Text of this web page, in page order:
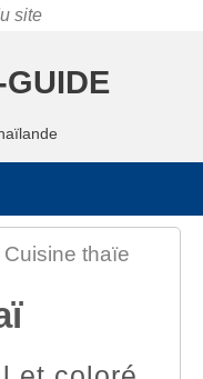
Cuisine thaïe